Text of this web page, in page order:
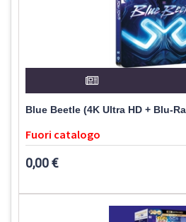
Blue Beetle (4K Ultra HD + Blu-
Fuori catalogo
0,00 €